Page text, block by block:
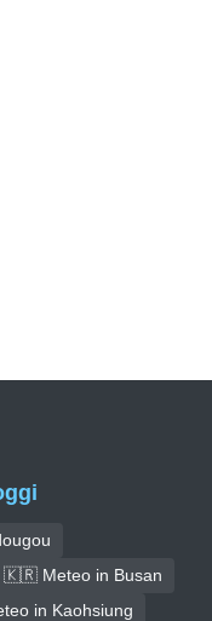
🇰🇷 Meteo in Busan
in Kaohsiung